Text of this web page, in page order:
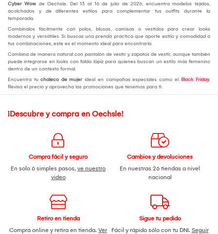
Cyber Wow de Oechsle. Del 13 al 16 de julio de 2026, encuentra modelos tejidos,
acolchados y de diferentes estilos para complementar tus outfits durante la
temporada.
Combínalos fácilmente con polos, blusas, camisas o vestidos para crear looks
modernos y versátiles. Si buscas una prenda práctica que aporte estilo y comodidad a
tus combinaciones, este es el momento ideal para encontrarla.
Combina de manera natural con pantalón de vestir y zapatos de vestir, aunque también
puede integrarse en looks con falda lápiz para quienes buscan un estilo más femenino
dentro de un contexto formal.
Encuentra tu chaleco de mujer ideal en campañas especiales como el Black Friday.
Revisa el precio y aprovecha las promociones que tenemos para ti.
¡Descubre y compra en Oechsle!
Compra fácil y seguro
En solo 6 simples pasos, ve nuestro
video
Cambios y devoluciones
En nuestras 26 tiendas a nivel
nacional
Retiro en tienda
Compra online y retira en tienda. Ver
Sigue tu pedido
Fácil y rápido sólo con tu DNI. Seguir